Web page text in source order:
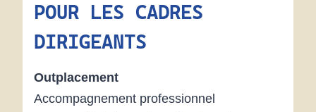
POUR LES CADRES
DIRIGEANTS
Outplacement
Accompagnement professionnel